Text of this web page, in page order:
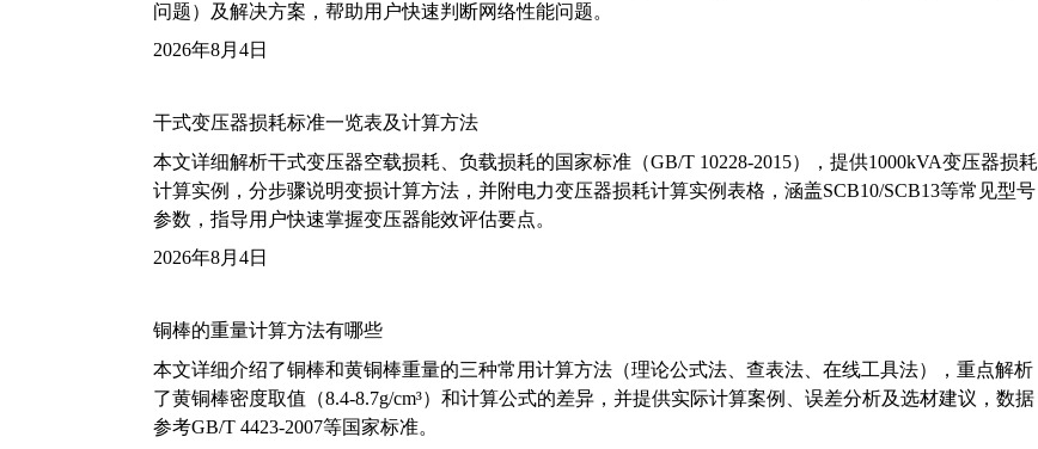
问题）及解决方案，帮助用户快速判断网络性能问题。
2026年8月4日
干式变压器损耗标准一览表及计算方法
本文详细解析干式变压器空载损耗、负载损耗的国家标准（GB/T 10228-2015），提供1000kVA变压器损耗
计算实例，分步骤说明变损计算方法，并附电力变压器损耗计算实例表格，涵盖SCB10/SCB13等常见型号
参数，指导用户快速掌握变压器能效评估要点。
2026年8月4日
铜棒的重量计算方法有哪些
本文详细介绍了铜棒和黄铜棒重量的三种常用计算方法（理论公式法、查表法、在线工具法），重点解析
了黄铜棒密度取值（8.4-8.7g/cm³）和计算公式的差异，并提供实际计算案例、误差分析及选材建议，数据
参考GB/T 4423-2007等国家标准。